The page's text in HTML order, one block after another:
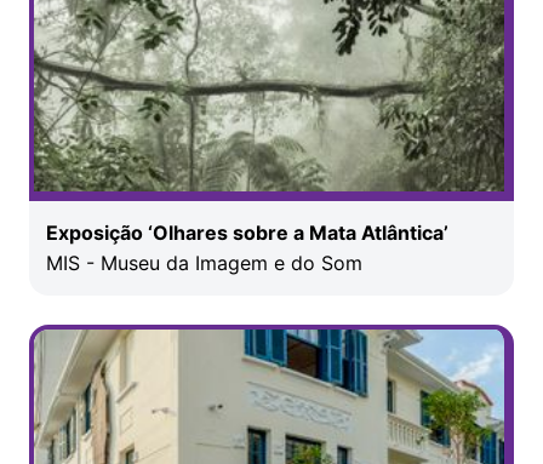
Exposição ‘Olhares sobre a Mata Atlântica’
MIS - Museu da Imagem e do Som